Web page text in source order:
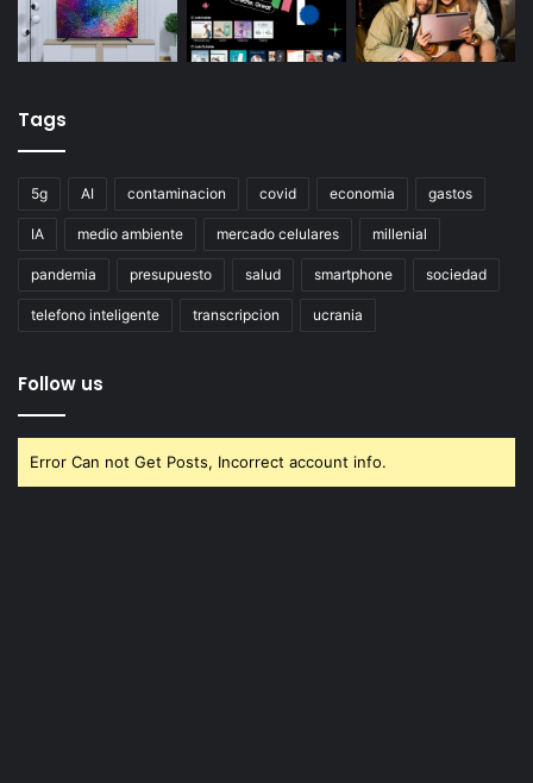
Tags
5g AI contaminacion covid economia gastos
IA medio ambiente mercado celulares millenial
pandemia presupuesto salud smartphone sociedad
telefono inteligente transcripcion ucrania
Follow us
Error Can not Get Posts, Incorrect account info.